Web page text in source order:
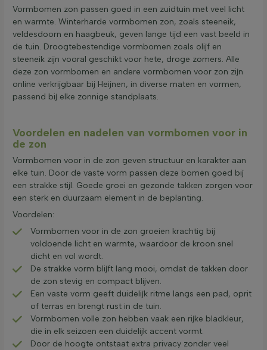
Vormbomen zon passen goed in een zuidtuin met veel licht
en warmte. Winterharde vormbomen zon, zoals steeneik,
veldesdoorn en haagbeuk, geven lange tijd een vast beeld in
de tuin. Droogtebestendige vormbomen zoals olijf en
steeneik zijn vooral geschikt voor hete, droge zomers. Alle
deze zon vormbomen en andere vormbomen voor zon zijn
online verkrijgbaar bij Heijnen, in diverse maten en vormen,
passend bij elke zonnige standplaats.
Voordelen en nadelen van vormbomen voor in
de zon
Vormbomen voor in de zon geven structuur en karakter aan
elke tuin. Door de vaste vorm passen deze bomen goed bij
een strakke stijl. Goede groei en gezonde takken zorgen voor
een sterk en duurzaam element in de beplanting.
Voordelen:
Vormbomen voor in de zon groeien krachtig bij
voldoende licht en warmte, waardoor de kroon snel
dicht en vol wordt.
De strakke vorm blijft lang mooi, omdat de takken door
de zon stevig en compact blijven.
Een vaste vorm geeft duidelijk ritme langs een pad, oprit
of terras en brengt rust in de tuin.
Vormbomen volle zon hebben vaak een rijke bladkleur,
die in elk seizoen een duidelijk accent vormt.
Door de hoogte ontstaat extra privacy zonder veel